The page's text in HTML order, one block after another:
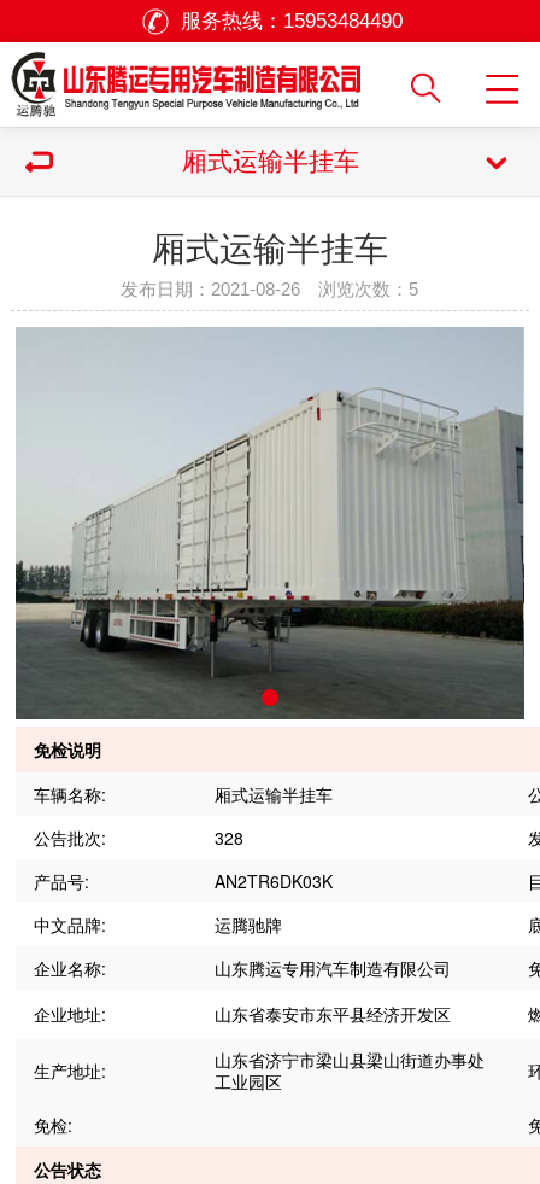
服务热线： 15953484490
厢式运输半挂车
厢式运输半挂车
发布日期：2021-08-26 浏览次数： 5
车辆名称: 厢式运输半挂车
公告批次:
328
产品号:
AN2TR6DK03K
中文品牌:
运腾驰牌
企业名称:
山东腾运专用汽车制造有限公司
企业地址:
山东省泰安市东平县经济开发区
生产地址:
山东省济宁市梁山县梁山街道办事处
工业园区
免检说明
免检:
公告状态